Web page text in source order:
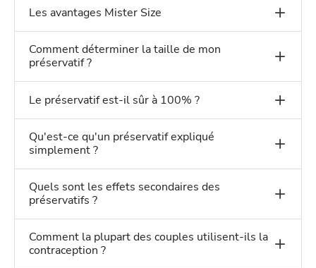
Les avantages Mister Size
Comment déterminer la taille de mon
préservatif ?
Le préservatif est-il sûr à 100% ?
Qu'est-ce qu'un préservatif expliqué
simplement ?
Quels sont les effets secondaires des
préservatifs ?
Comment la plupart des couples utilisent-ils la
contraception ?